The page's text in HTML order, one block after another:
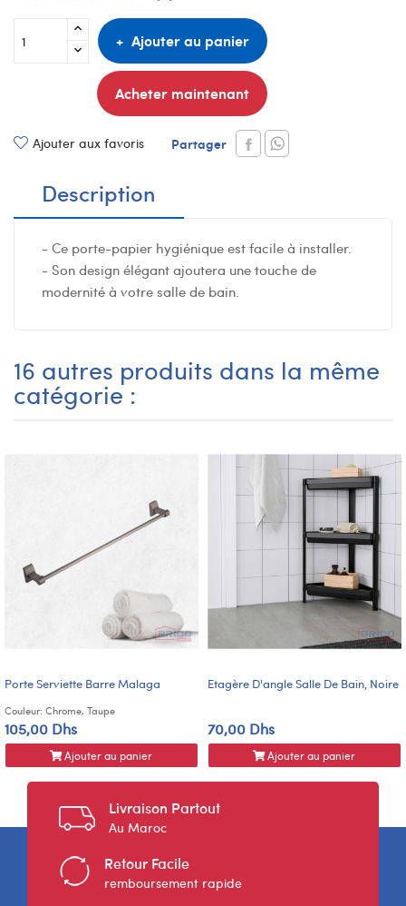
Ajouter au panier
Acheter maintenant
Ajouter aux favoris Partager
Description
- Ce porte-papier hygiénique est facile à installer.
- Son design élégant ajoutera une touche de
modernité à votre salle de bain.
16 autres produits dans la même
catégorie :
Porte Serviette Barre Malaga
Couleur: Chrome, Taupe
105,00 Dhs
Ajouter au panier
Etagère D'angle Salle De Bain, Noire
70,00 Dhs
Ajouter au panier
Livraison Partout
Au Maroc
Retour Facile
remboursement rapide